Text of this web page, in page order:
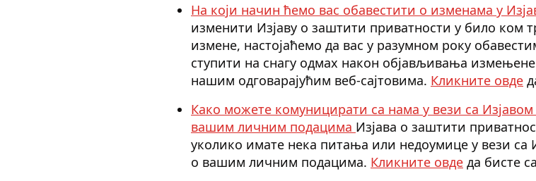
На који начин ћемо вас обавестити о изменама у
изменити Изјаву о заштити приватности у било ком
измене, настојаћемо да вас у разумном року
ступити на снагу одмах након објављивања
нашим одговарајућим веб-сајтовима. Кликните овде
Како можете комуницирати са нама у вези са
вашим личним подацима Изјава о заштити
уколико имате нека питања или недоумице у вези са
о вашим личним подацима. Кликните овде да бисте